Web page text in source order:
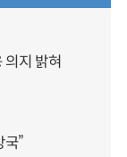
의지 밝혀
”